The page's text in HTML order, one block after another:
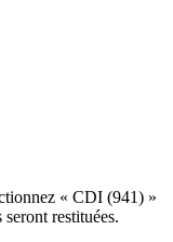
« CDI (941) »
restituées.